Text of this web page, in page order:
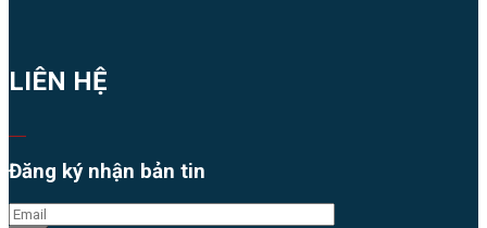
LIÊN HỆ
Đăng ký nhận bản tin